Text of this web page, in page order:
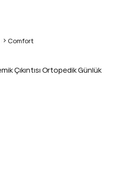
Comfort
Çıkıntısı Ortopedik Günlük